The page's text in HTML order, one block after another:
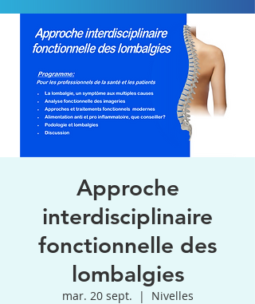
Approche
interdisciplinaire
fonctionnelle des
lombalgies
mar. 20 sept.
  |
Nivelles